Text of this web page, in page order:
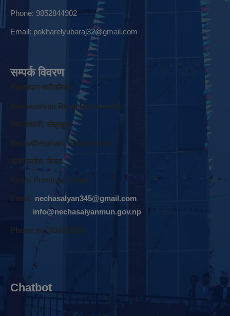
Phone: 9852844902
Email: pokharelyubaraj32@gmail.com
सम्पर्क विवरण
नेचासल्यान गाउँपालिका
Nechasalyan Rural Municipality
नेचा वेतघारी, साेलुखुम्बु
NechaBetghari, Solukhumbu
काेशी प्रदेश, नेपाल
Koshi Province, Nepal
Email: nechasalyan345@gmail.com
info@nechasalyanmun.gov.np
Phone no: 038412302
Chatbot